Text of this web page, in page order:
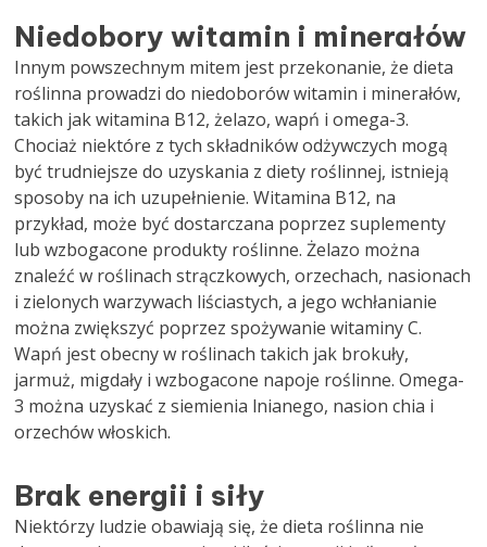
Niedobory witamin i minerałów
Innym powszechnym mitem jest przekonanie, że dieta
roślinna prowadzi do niedoborów witamin i minerałów,
takich jak witamina B12, żelazo, wapń i omega-3.
Chociaż niektóre z tych składników odżywczych mogą
być trudniejsze do uzyskania z diety roślinnej, istnieją
sposoby na ich uzupełnienie. Witamina B12, na
przykład, może być dostarczana poprzez suplementy
lub wzbogacone produkty roślinne. Żelazo można
znaleźć w roślinach strączkowych, orzechach, nasionach
i zielonych warzywach liściastych, a jego wchłanianie
można zwiększyć poprzez spożywanie witaminy C.
Wapń jest obecny w roślinach takich jak brokuły,
jarmuż, migdały i wzbogacone napoje roślinne. Omega-
3 można uzyskać z siemienia lnianego, nasion chia i
orzechów włoskich.
Brak energii i siły
Niektórzy ludzie obawiają się, że dieta roślinna nie